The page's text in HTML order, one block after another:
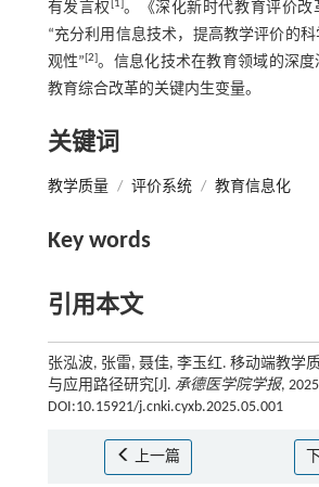
有发言权 [1]。《深化新时代教育评价改
“充分利用信息技术，提高教学评价的
观性”[2]。信息化技术在教育领域的深
教育综合改革的关键内生变量。
关键词
教学质量 / 评价系统 / 教育信息化
Key words
引用本文
张泓波, 张雷, 聂佳, 李玉红. 移动端教学
与应用路径研究[J]. 承德医学院学报,
DOI:10.15921/j.cnki.cyxb.2025.05.001
上一篇